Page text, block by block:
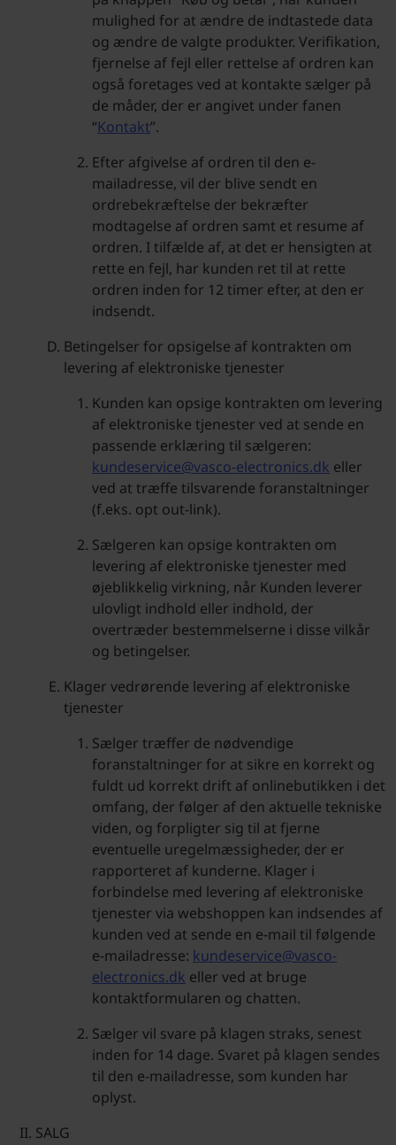
mulighed for at ændre de indtastede data
og ændre de valgte produkter. Verifikation,
fjernelse af fejl eller rettelse af ordren kan
også foretages ved at kontakte sælger på
de måder, der er angivet under fanen
“Kontakt”.
Efter afgivelse af ordren til den e-
mailadresse, vil der blive sendt en
ordrebekræftelse der bekræfter
modtagelse af ordren samt et resume af
ordren. I tilfælde af, at det er hensigten at
rette en fejl, har kunden ret til at rette
ordren inden for 12 timer efter, at den er
indsendt.
Betingelser for opsigelse af kontrakten om
levering af elektroniske tjenester
Kunden kan opsige kontrakten om levering
af elektroniske tjenester ved at sende en
passende erklæring til sælgeren:
kundeservice@vasco-electronics.dk eller
ved at træffe tilsvarende foranstaltninger
(f.eks. opt out-link).
Sælgeren kan opsige kontrakten om
levering af elektroniske tjenester med
øjeblikkelig virkning, når Kunden leverer
ulovligt indhold eller indhold, der
overtræder bestemmelserne i disse vilkår
og betingelser.
Klager vedrørende levering af elektroniske
tjenester
Sælger træffer de nødvendige
foranstaltninger for at sikre en korrekt og
fuldt ud korrekt drift af onlinebutikken i det
omfang, der følger af den aktuelle tekniske
viden, og forpligter sig til at fjerne
eventuelle uregelmæssigheder, der er
rapporteret af kunderne. Klager i
forbindelse med levering af elektroniske
tjenester via webshoppen kan indsendes af
kunden ved at sende en e-mail til følgende
e-mailadresse: kundeservice@vasco-
electronics.dk eller ved at bruge
kontaktformularen og chatten.
Sælger vil svare på klagen straks, senest
inden for 14 dage. Svaret på klagen sendes
til den e-mailadresse, som kunden har
oplyst.
SALG